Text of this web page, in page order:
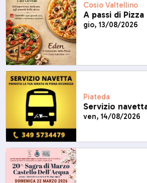
Cosio Valtellino
A passi di Pizza
gio, 13/08/2026
Piateda
Servizio
ven, 14/08/2026